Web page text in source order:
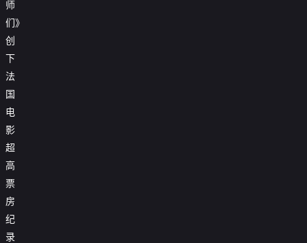
师
们》
创
下
法
国
电
影
超
高
票
房
纪
录